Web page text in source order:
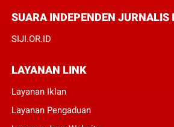
SUARA INDEPENDEN JURNALIS
SIJI.OR.ID
LAYANAN LINK
Layanan Iklan
Layanan Pengaduan